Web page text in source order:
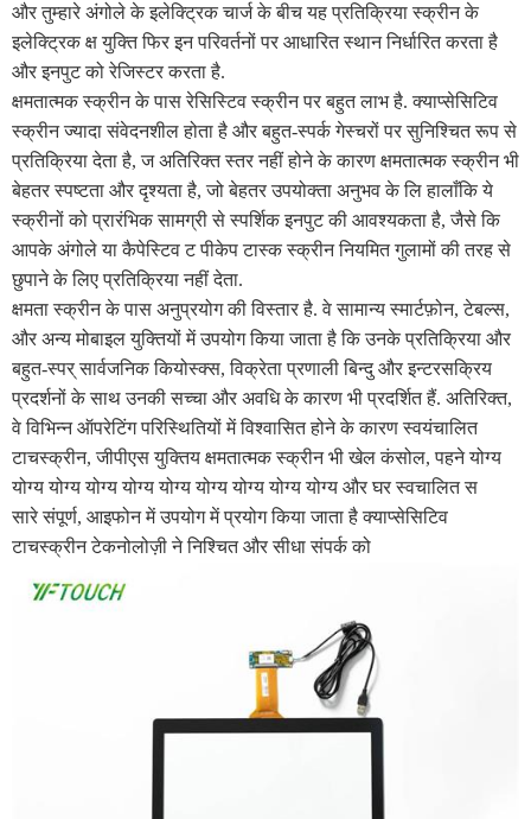
और तुम्हारे अंगोले के इलेक्ट्रिक चार्ज के बीच यह प्रतिक्रिया स्क्रीन के
इलेक्ट्रिक क्ष युक्ति फिर इन परिवर्तनों पर आधारित स्थान निर्धारित करता है
और इनपुट को रेजिस्टर करता है.
क्षमतात्मक स्क्रीन के पास रेसिस्टिव स्क्रीन पर बहुत लाभ है. क्याप्सेसिटिव
स्क्रीन ज्यादा संवेदनशील होता है और बहुत-स्पर्क गेस्चरों पर सुनिश्चित रूप से
प्रतिक्रिया देता है, ज अतिरिक्त स्तर नहीं होने के कारण क्षमतात्मक स्क्रीन भी
बेहतर स्पष्टता और दृश्यता है, जो बेहतर उपयोक्ता अनुभव के लि हालाँकि ये
स्क्रीनों को प्रारंभिक सामग्री से स्पर्शिक इनपुट की आवश्यकता है, जैसे कि
आपके अंगोले या कैपेस्टिव ट पीकेप टास्क स्क्रीन नियमित गुलामों की तरह से
छुपाने के लिए प्रतिक्रिया नहीं देता.
क्षमता स्क्रीन के पास अनुप्रयोग की विस्तार है. वे सामान्य स्मार्टफ़ोन, टेबल्स,
और अन्य मोबाइल युक्तियों में उपयोग किया जाता है कि उनके प्रतिक्रिया और
बहुत-स्पर् सार्वजनिक कियोस्क्स, विक्रेता प्रणाली बिन्दु और इन्टरसक्रिय
प्रदर्शनों के साथ उनकी सच्चा और अवधि के कारण भी प्रदर्शित हैं. अतिरिक्त,
वे विभिन्न ऑपरेटिंग परिस्थितियों में विश्वासित होने के कारण स्वयंचालित
टाचस्क्रीन, जीपीएस युक्तिय क्षमतात्मक स्क्रीन भी खेल कंसोल, पहने योग्य
योग्य योग्य योग्य योग्य योग्य योग्य योग्य योग्य योग्य और घर स्वचालित स
सारे संपूर्ण, आइफोन में उपयोग में प्रयोग किया जाता है क्याप्सेसिटिव
टाचस्क्रीन टेकनोलोज़ी ने निश्चित और सीधा संपर्क को